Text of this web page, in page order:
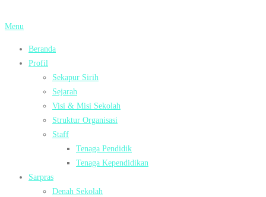
ke
Menu
Beranda
Profil
Sekapur Sirih
Sejarah
Visi & Misi Sekolah
Struktur Organisasi
Staff
Tenaga Pendidik
Tenaga Kependidikan
Sarpras
Denah Sekolah